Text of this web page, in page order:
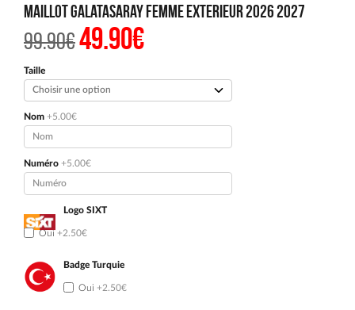
Maillot Galatasaray Femme Exterieur 2026 2027
99.90€Le
prix
était :
99.90€.
49.90€Le
prix
est :
49.90€.
Taille
Nom +5.00€
Numéro +5.00€
Logo SIXT
Oui +2.50€
Badge Turquie
Oui +2.50€